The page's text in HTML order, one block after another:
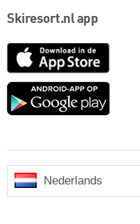
Skiresort.nl app
App
Google
Nederlands